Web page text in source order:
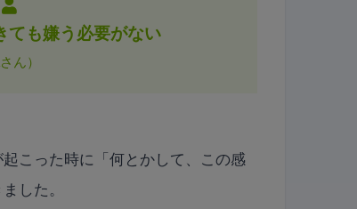
ても嫌う必要がない
ん）
こった時に「何とかして、この感
した。